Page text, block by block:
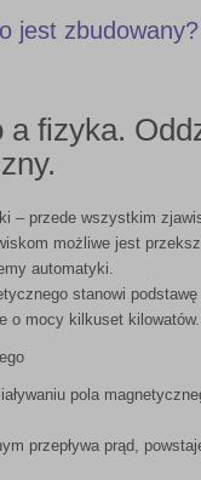
jest zbudowany?
fizyka.
– przede wszystkim
możliwe jest
automatyki.
stanowi
o mocy kilkuset kilowatów.
pola
przepływa prąd,